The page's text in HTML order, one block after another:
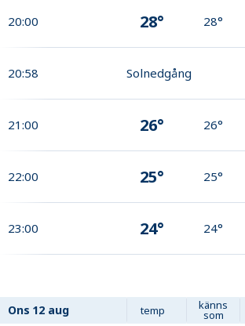
20:00 28° 28°
20:58 Solnedgång
21:00 26° 26°
22:00 25° 25°
23:00 24° 24°
Ons 12 aug temp känns
som